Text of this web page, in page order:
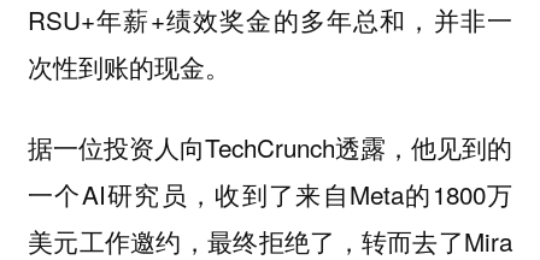
RSU+年薪+绩效奖金的多年总和，并非一
次性到账的现金。
据一位投资人向TechCrunch透露，他见到的
一个AI研究员，收到了来自Meta的1800万
美元工作邀约，最终拒绝了，转而去了Mira